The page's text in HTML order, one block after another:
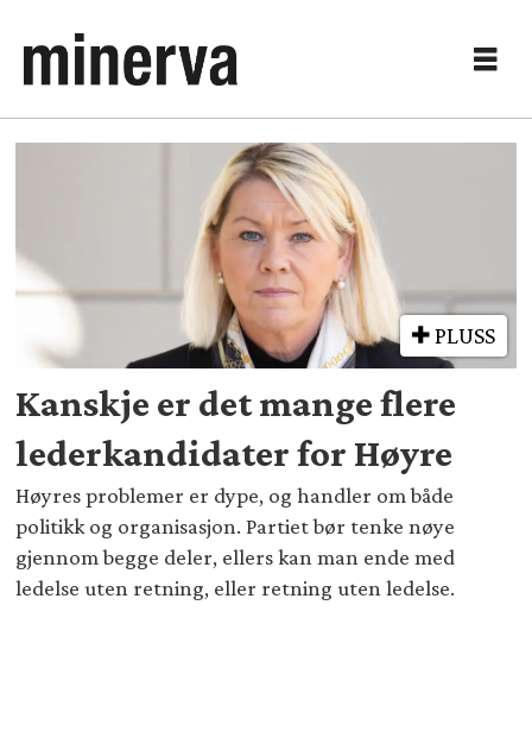
Tag:
politikkutvikling
PLUSS
Kanskje er det mange flere
lederkandidater for Høyre
Høyres problemer er dype, og handler om både
politikk og organisasjon. Partiet bør tenke nøye
gjennom begge deler, ellers kan man ende med
ledelse uten retning, eller retning uten ledelse.